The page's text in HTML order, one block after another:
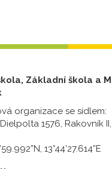
Základní škola a
organizace se sídlem:
1576, Rakovník
13°44’27.614”E